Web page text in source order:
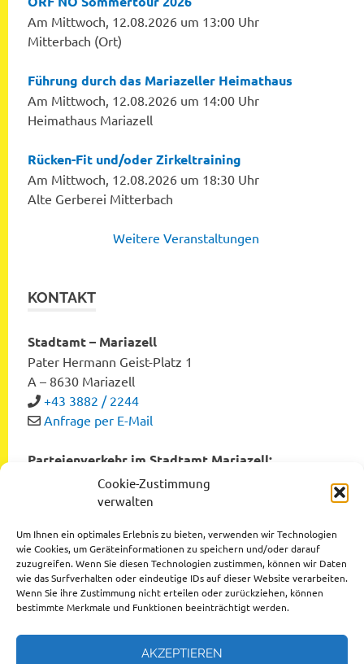
Cookie-Zustimmung
verwalten
Um Ihnen ein optimales Erlebnis zu bieten, verwenden wir Technologien
wie Cookies, um Geräteinformationen zu speichern und/oder darauf
zuzugreifen. Wenn Sie diesen Technologien zustimmen, können wir Daten
wie das Surfverhalten oder eindeutige IDs auf dieser Website verarbeiten.
Wenn Sie ihre Zustimmung nicht erteilen oder zurückziehen, können
bestimmte Merkmale und Funktionen beeinträchtigt werden.
AKZEPTIEREN
Am Mittwoch, 12.08.2026 um 13:00 Uhr
Mitterbach (Ort)
Führung durch das Mariazeller Heimathaus
Am Mittwoch, 12.08.2026 um 14:00 Uhr
Heimathaus Mariazell
Rücken-Fit und/oder Zirkeltraining
Am Mittwoch, 12.08.2026 um 18:30 Uhr
Alte Gerberei Mitterbach
Weitere Veranstaltungen
KONTAKT
Stadtamt – Mariazell
Pater Hermann Geist-Platz 1
A – 8630 Mariazell
+43 3882 / 2244
Anfrage per E-Mail
Parteienverkehr im Stadtamt Mariazell:
Montag bis Freitag von 8:00 bis 12:00 Uhr
Dienstag und Donnerstag von 12:00 bis 16:00 Uhr
Datenschutzerklärung
Impressum